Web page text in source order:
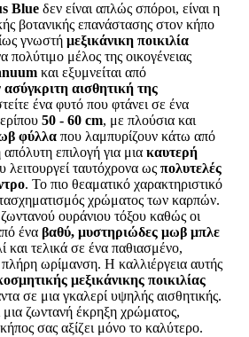
Blue δεν είναι απλώς σπόροι, είναι η
βοτανικής επανάστασης στον κήπο
γνωστή μεξικάνικη ποικιλία
πολύτιμο μέλος της οικογένειας
και εξυμνείται από
ασύγκριτη αισθητική της
ένα φυτό που φτάνει σε ένα
50 - 60 cm, με πλούσια και
φύλλα που λαμπυρίζουν κάτω από
επιλογή για μια καυτερή
λειτουργεί ταυτόχρονα ως πολυτελές
. Το πιο θεαματικό χαρακτηριστικό
χρώματος των καρπών.
ουράνιου τόξου καθώς οι
ένα βαθύ, μυστηριώδες μωβ μπλε
και τελικά σε ένα παθιασμένο,
ωρίμανση. Η καλλιέργεια αυτής
μεξικάνικης ποικιλίας
σε μια γκαλερί υψηλής αισθητικής.
μια ζωντανή έκρηξη χρώματος,
σας αξίζει μόνο το καλύτερο.